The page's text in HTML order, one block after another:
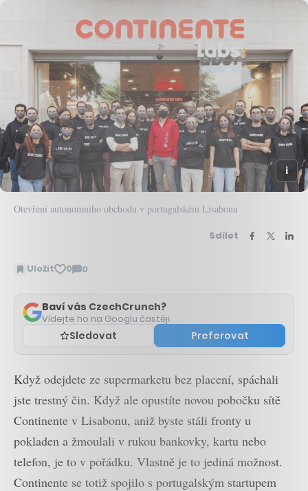
Otevření autonomního obchodu v portugalském Lisabonu
Sdílet
Uložit 0 0
Zobrazit
Baví vás CzechCrunch?
Vídejte ho na Googlu častěji.
Sledovat Preferovat
Když odejdete ze supermarketu bez placení, spáchali
jste trestný čin. Když ale opustíte novou pobočku sítě
Continente v Lisabonu, aniž byste stáli fronty u
pokladen a žmoulali v rukou bankovky, kartu nebo
telefon, je to v pořádku. Vlastně je to jediná možnost.
Continente se totiž spojilo s portugalským startupem